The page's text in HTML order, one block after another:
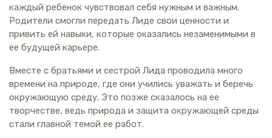
каждый ребенок чувствовал себя нужным и важным.
Родители смогли передать Лиде свои ценности и
привить ей навыки, которые оказались незаменимыми в
ее будущей карьере.
Вместе с братьями и сестрой Лида проводила много
времени на природе, где они учились уважать и беречь
окружающую среду. Это позже сказалось на ее
творчестве, ведь природа и защита окружающей среды
стали главной темой ее работ.